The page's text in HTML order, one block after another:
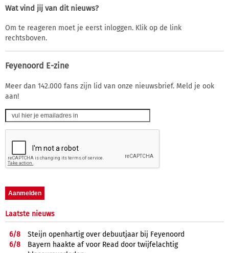
Wat vind jij van dit nieuws?
Om te reageren moet je eerst inloggen. Klik op de link
rechtsboven.
Feyenoord E-zine
Meer dan 142.000 fans zijn lid van onze nieuwsbrief. Meld je ook
aan!
Laatste nieuws
6/8
Steijn openhartig over debuutjaar bij Feyenoord
6/8
Bayern haakte af voor Read door twijfelachtig